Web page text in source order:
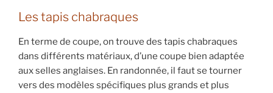
Les tapis chabraques
En terme de coupe, on trouve des tapis chabraques
dans différents matériaux, d’une coupe bien adaptée
aux selles anglaises. En randonnée, il faut se tourner
vers des modèles spécifiques plus grands et plus